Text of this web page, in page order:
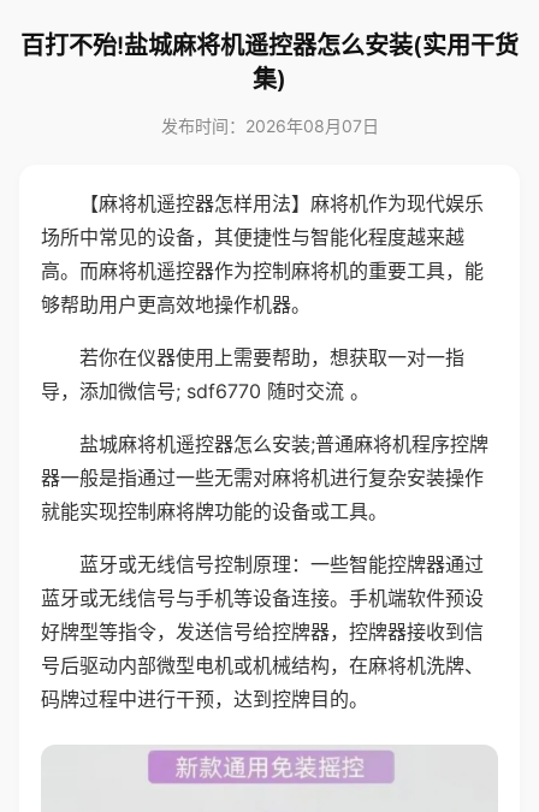
百打不殆!盐城麻将机遥控器怎么安装(实用干货
集)
发布时间：2026年08月07日
【麻将机遥控器怎样用法】麻将机作为现代娱乐
场所中常见的设备，其便捷性与智能化程度越来越
高。而麻将机遥控器作为控制麻将机的重要工具，能
够帮助用户更高效地操作机器。
若你在仪器使用上需要帮助，想获取一对一指
导，添加微信号; sdf6770 随时交流 。
盐城麻将机遥控器怎么安装;普通麻将机程序控牌
器一般是指通过一些无需对麻将机进行复杂安装操作
就能实现控制麻将牌功能的设备或工具。
蓝牙或无线信号控制原理：一些智能控牌器通过
蓝牙或无线信号与手机等设备连接。手机端软件预设
好牌型等指令，发送信号给控牌器，控牌器接收到信
号后驱动内部微型电机或机械结构，在麻将机洗牌、
码牌过程中进行干预，达到控牌目的。